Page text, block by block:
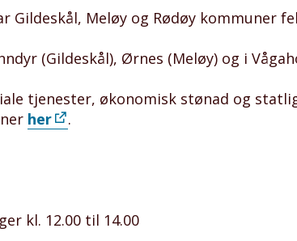
Gildeskål, Meløy og Rødøy kommuner
(Gildeskål), Ørnes (Meløy) og i
tjenester, økonomisk stønad og
her .
kl. 12.00 til 14.00